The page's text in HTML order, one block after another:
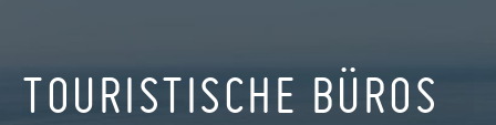
TOURISTISCHE BÜROS